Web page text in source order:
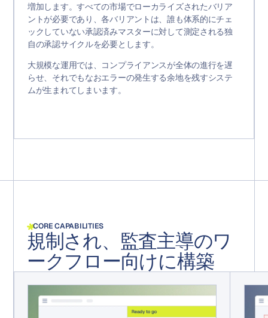
増加します。すべての市場でローカライズされたバリア
ントが必要であり、各バリアントは、誰も体系的にチェ
ックしていない承認済みマスターに対して測定される独
自の承認サイクルを必要とします。
大規模な運用では、コンプライアンスが全体の進行を遅
らせ、それでもなおエラーの発生する余地を残すシステ
ムが生まれてしまいます。
CORE CAPABILITIES
規制され、監査主導のワ
ークフロー向けに構築